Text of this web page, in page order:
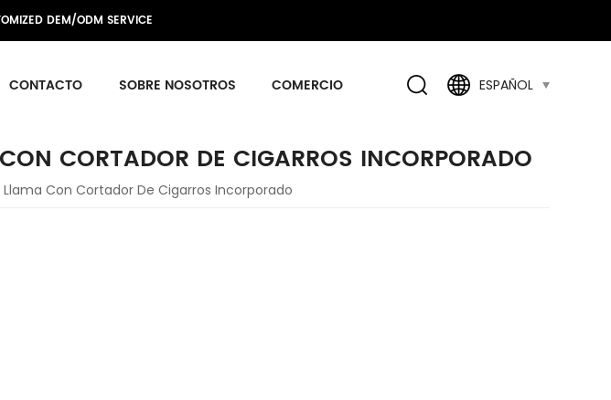
DEM/ODM SERVICE
CONTACTO SOBRE NOSOTROS COMERCIO ESPAÑOL
CORTADOR DE CIGARROS INCORPORADO
Con Cortador De Cigarros Incorporado